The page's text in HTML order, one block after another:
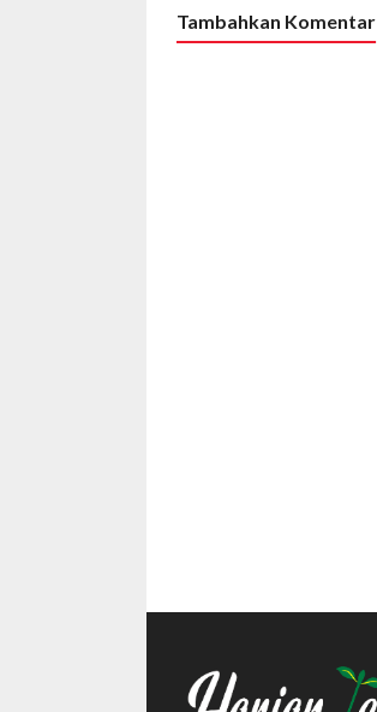
Tambahkan Komentar